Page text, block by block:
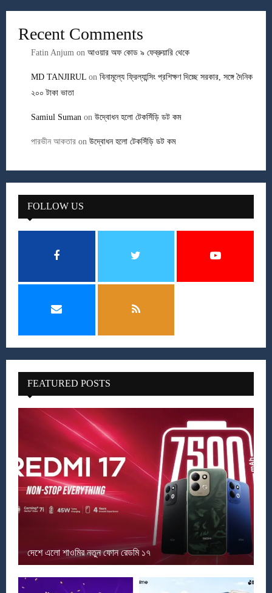
Recent Comments
Fatin Anjum on আওয়ার অফ কোড ৯ ফেব্রুয়ারি থেকে
MD TANJIRUL on বিনামূল্যে ফ্রিল্যান্সিং প্রশিক্ষণ দিচ্ছে সরকার, সঙ্গে দৈনিক
২০০ টাকা ভাতা
Samiul Suman on উদ্বোধন হলো টেকসিঁড়ি ডট কম
পারভীন আকতার on উদ্বোধন হলো টেকসিঁড়ি ডট কম
FOLLOW US
FEATURED POSTS
দেশে এলো শাওমির নতুন ফোন রেডমি ১৭